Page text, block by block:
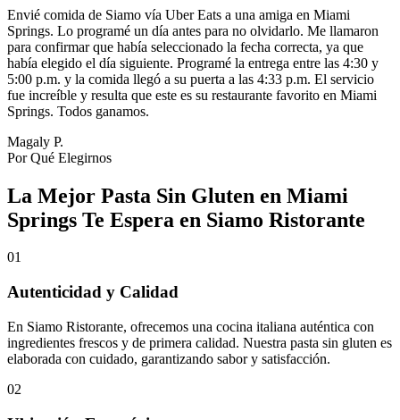
Envié comida de Siamo vía Uber Eats a una amiga en Miami
Springs. Lo programé un día antes para no olvidarlo. Me llamaron
para confirmar que había seleccionado la fecha correcta, ya que
había elegido el día siguiente. Programé la entrega entre las 4:30 y
5:00 p.m. y la comida llegó a su puerta a las 4:33 p.m. El servicio
fue increíble y resulta que este es su restaurante favorito en Miami
Springs. Todos ganamos.
Magaly P.
Por Qué Elegirnos
La Mejor Pasta Sin Gluten en Miami
Springs Te Espera en Siamo Ristorante
01
Autenticidad y Calidad
En Siamo Ristorante, ofrecemos una cocina italiana auténtica con
ingredientes frescos y de primera calidad. Nuestra pasta sin gluten es
elaborada con cuidado, garantizando sabor y satisfacción.
02